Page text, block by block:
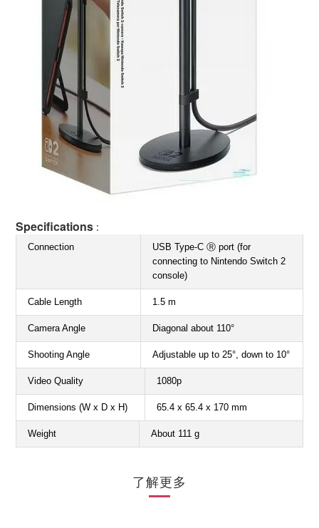
Specifications :
Connection
USB Type-C Ⓡ port (for
connecting to Nintendo Switch 2
console)
Cable Length 1.5 m
Camera Angle Diagonal about 110°
Shooting Angle Adjustable up to 25°, down to 10°
Video Quality 1080p
Dimensions (W x D x H) 65.4 x 65.4 x 170 mm
Weight About 111 g
了解更多